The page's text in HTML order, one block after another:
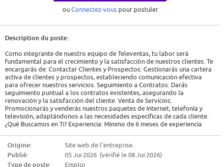
ouConnectez-vous pour postuler
Description du poste:
Como integrante de nuestro equipo de Televentas, tu labor será
fundamental para el crecimiento y la satisfacción de nuestros clientes. Te
encargarás de: Contactar Clientes y Prospectos: Gestionarás una cartera
activa de clientes y prospectos, estableciendo comunicación efectiva
para ofrecer nuestros servicios. Seguimiento a Contratos: Darás
seguimiento puntual a los contratos existentes, asegurando la
renovación y la satisfacción del cliente. Venta de Servicios:
Promocionarás y venderás nuestros paquetes de Internet, telefonía y
televisión, adaptándonos a las necesidades específicas de cada cliente.
¿Qué Buscamos en Ti? Experiencia: Mínimo de 6 meses de experiencia
Cliente: Demostrar una habilidad innata para persuadir, negociar y cerrar
ventas, manteniendo siempre una actitud de servicio y empatía hacia el
cliente. Experiencia en Ventas Telefónicas: Contar con experiencia sólida
Origine:
Site web de l'entreprise
Publié:
05 Jui 2026 (vérifié le 08 Jui 2026)
Type de poste:
Emploi